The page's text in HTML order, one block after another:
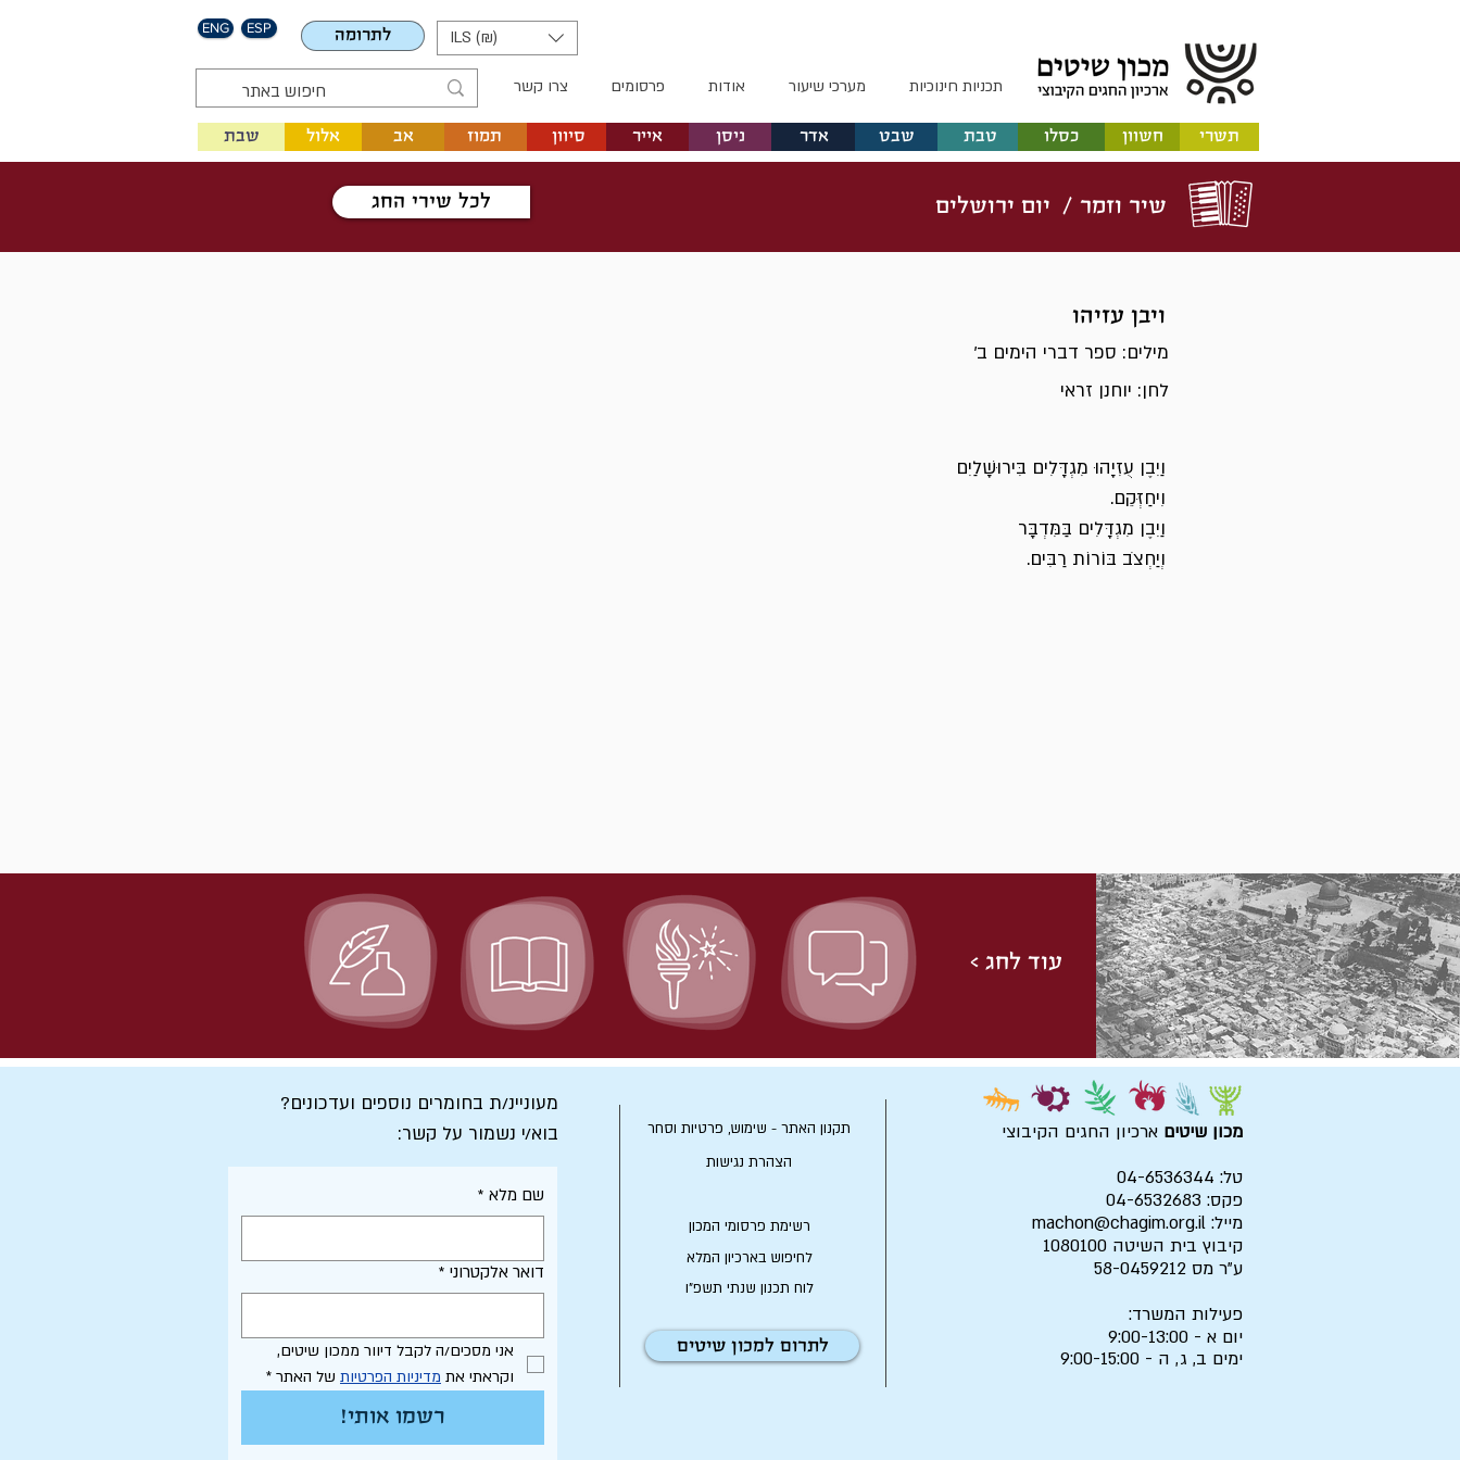
ENG ESP לתרומה ILS (₪)
תכניות חינוכיות מערכי שיעור אודות פרסומים צרו קשר
אלול שבת תמוז אב ניסן סיוון אדר טבת שבט חשוון תשרי כסלו אייר
לכל שירי החג יום ירושלים שיר וזמר /
ויבן עזיהו
מילים: ספר דברי הימים ב'
לחן: יוחנן זראי
וַיִבֶן עֻזִיָהוּ מִגְדָּלִים בִּירוּשָׁלַיִם
וִיחַזְּקֵם.
וַיִבֶן מִגְדָּלִים בַּמִּדְבָּר
וְיַחְצֹב בּוֹרוֹת רַבִּים.
עוד לחג >
מעוניינ/ת בחומרים נוספים ועדכונים?
בוא/י נשמור על קשר:
שם מלא *
דואר אלקטרוני *
וקראתי את מדיניות הפרטיות של האתר *
רשמו אותי!
תקנון האתר - שימוש, פרטיות וסחר
הצהרת נגישות
רשימת פרסומי המכון
לחיפוש בארכיון המלא
לוח תכנון שנתי תשפ"ו
לתרום למכון שיטים
מכון שיטים ארכיון החגים הקיבוצי
טל: 04-6536344
פקס: 04-6532683
מייל: machon@chagim.org.il
קיבוץ בית השיטה 1080100
ע"ר מס 58-0459212
פעילות המשרד:
יום א - 9:00-13:00
ימים ב, ג, ה - 9:00-15:00